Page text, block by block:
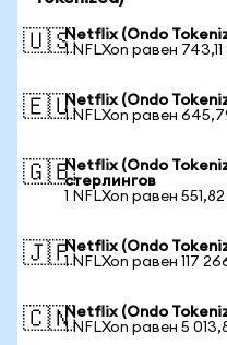
🇺🇸Netflix (Ondo
1 NFLXon равен 743,11
🇪🇺Netflix (Ondo
1 NFLXon равен
🇬🇧Netflix (Ondo
стерлингов
1 NFLXon равен 551,82
🇯🇵Netflix (Ondo
1 NFLXon равен 117
🇨🇳Netflix (Ondo
1 NFLXon равен 5